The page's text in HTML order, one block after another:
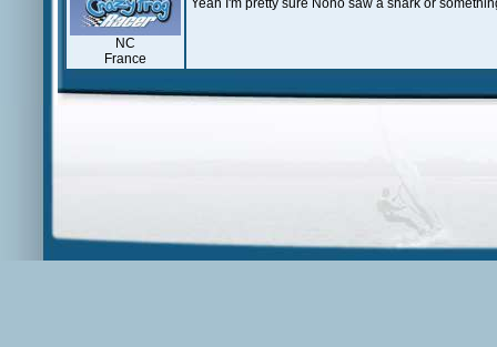
NC
France
Yeah I'm pretty sure Nono saw a shark or